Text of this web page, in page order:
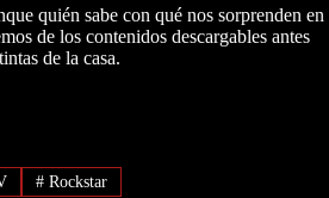
quién sabe con qué nos sorprenden en
de los contenidos descargables antes
de la casa.
# Rockstar